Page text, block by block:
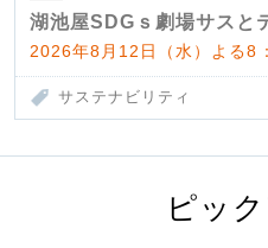
湖池屋SDGｓ劇場サスと
2026年8月12日（水）よる8
サステナビリティ
ピッ